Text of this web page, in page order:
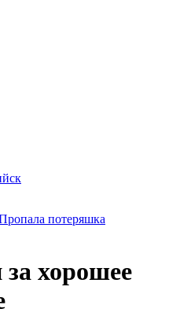
потеряшка
хорошее